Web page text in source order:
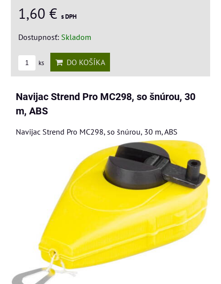
1,60 € s DPH
Dostupnosť: Skladom
ks DO KOŠÍKA
Navijac Strend Pro MC298, so šnúrou, 30
m, ABS
Navijac Strend Pro MC298, so šnúrou, 30 m, ABS